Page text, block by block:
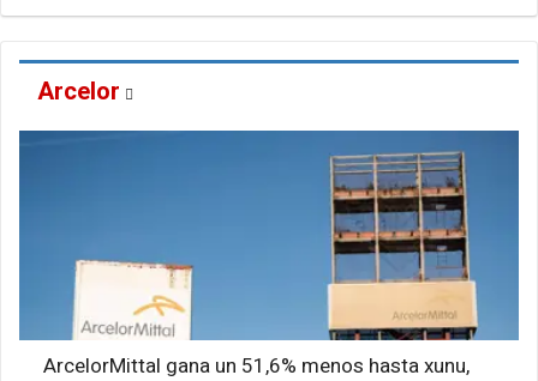
Arcelor
ArcelorMittal gana un 51,6% menos hasta xunu,